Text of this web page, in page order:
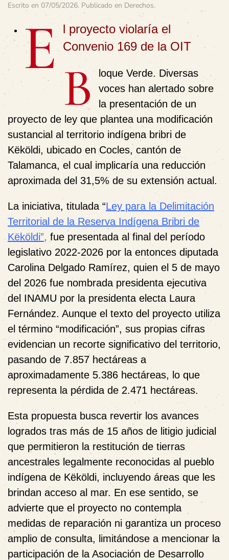
Escrito en 07/05/2026. Publicado en Derechos.
E l proyecto violaría el
Convenio 169 de la OIT
B loque Verde. Diversas
voces han alertado sobre
la presentación de un
proyecto de ley que plantea una modificación
sustancial al territorio indígena bribri de
Këköldi, ubicado en Cocles, cantón de
Talamanca, el cual implicaría una reducción
aproximada del 31,5% de su extensión actual.
La iniciativa, titulada “Ley para la Delimitación
Territorial de la Reserva Indígena Bribri de
Këköldi”, fue presentada al final del período
legislativo 2022-2026 por la entonces diputada
Carolina Delgado Ramírez, quien el 5 de mayo
del 2026 fue nombrada presidenta ejecutiva
del INAMU por la presidenta electa Laura
Fernández. Aunque el texto del proyecto utiliza
el término “modificación”, sus propias cifras
evidencian un recorte significativo del territorio,
pasando de 7.857 hectáreas a
aproximadamente 5.386 hectáreas, lo que
representa la pérdida de 2.471 hectáreas.
Esta propuesta busca revertir los avances
logrados tras más de 15 años de litigio judicial
que permitieron la restitución de tierras
ancestrales legalmente reconocidas al pueblo
indígena de Këköldi, incluyendo áreas que les
brindan acceso al mar. En ese sentido, se
advierte que el proyecto no contempla
medidas de reparación ni garantiza un proceso
amplio de consulta, limitándose a mencionar la
participación de la Asociación de Desarrollo